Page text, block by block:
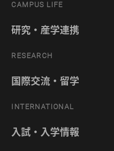
CAMPUS LIFE
研究・産学連携
RESEARCH
国際交流・留学
INTERNATIONAL
入試・入学情報